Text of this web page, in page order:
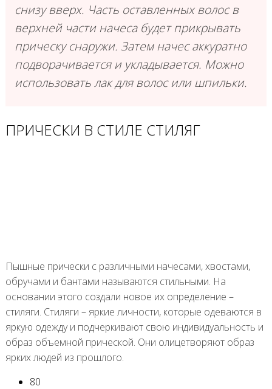
снизу вверх. Часть оставленных волос в
верхней части начеса будет прикрывать
прическу снаружи. Затем начес аккуратно
подворачивается и укладывается. Можно
использовать лак для волос или шпильки.
ПРИЧЕСКИ В СТИЛЕ СТИЛЯГ
Пышные прически с различными начесами, хвостами,
обручами и бантами называются стильными. На
основании этого создали новое их определение –
стиляги. Стиляги – яркие личности, которые одеваются в
яркую одежду и подчеркивают свою индивидуальность и
образ объемной прической. Они олицетворяют образ
ярких людей из прошлого.
80